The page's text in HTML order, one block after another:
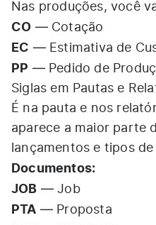
Nas produções, você
CO — Cotação
EC — Estimativa de
PP — Pedido de
Siglas em Pautas e
É na pauta e nos
aparece a maior parte
lançamentos e tipos
Documentos:
JOB — Job
PTA — Proposta